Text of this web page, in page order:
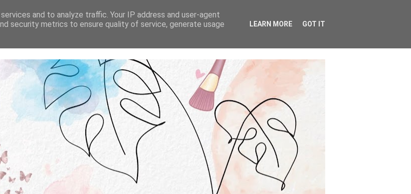
GŁÓWNA O MNIE WSPÓŁPRACA
and to analyze traffic. Your IP address and user-agent
security metrics to ensure quality of service, generate usage
LEARN MORE GOT IT